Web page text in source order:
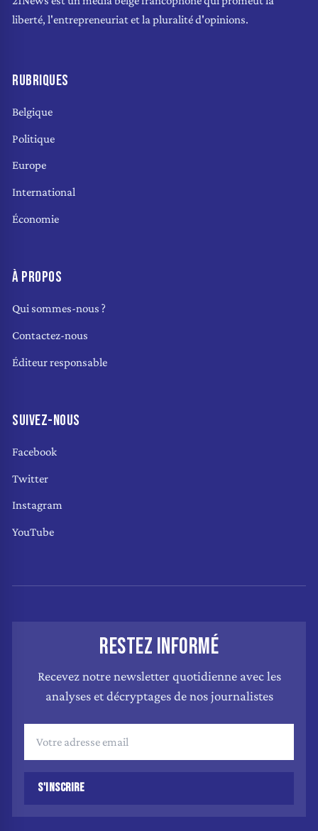
liberté, l'entrepreneuriat et la pluralité d'opinions.
RUBRIQUES
Belgique
Politique
Europe
International
Économie
À PROPOS
Qui sommes-nous ?
Contactez-nous
Éditeur responsable
SUIVEZ-NOUS
Facebook
Twitter
Instagram
YouTube
RESTEZ INFORMÉ
Recevez notre newsletter quotidienne avec les
analyses et décryptages de nos journalistes
S'INSCRIRE